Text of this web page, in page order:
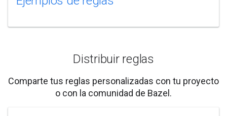
Distribuir reglas
Comparte tus reglas personalizadas con tu proyecto
o con la comunidad de Bazel.